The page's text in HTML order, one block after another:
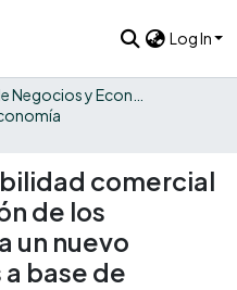
Log In
comercial
de los
un nuevo
base de